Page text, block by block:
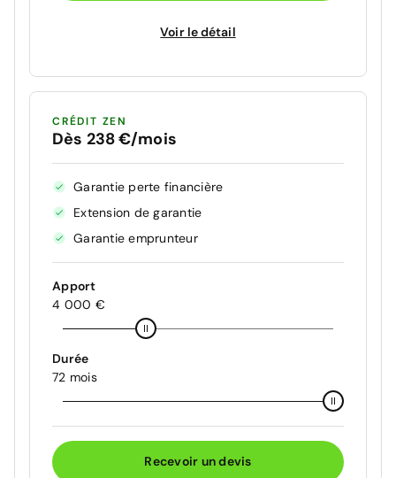
Voir le détail
CRÉDIT ZEN
Dès 238 €/mois
Garantie perte financière
Extension de garantie
Garantie emprunteur
Apport
4 000 €
Durée
72 mois
Recevoir un devis